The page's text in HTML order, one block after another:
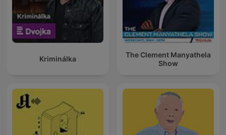
Kriminálka
The Clement Manyathela
Show